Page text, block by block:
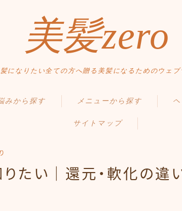
美髪zero
になりたい全ての方へ贈る美髪になるためのウェブ
みから探す
ューム
メニューから探す
縮毛矯正・髪質改善
パーマ 間違
サイトマップ
HOME
ご予約
たい｜還元・軟化の違